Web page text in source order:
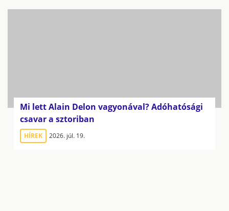
Mi lett Alain Delon vagyonával? Adóhatósági
csavar a sztoriban
HÍREK 2026. júl. 19.